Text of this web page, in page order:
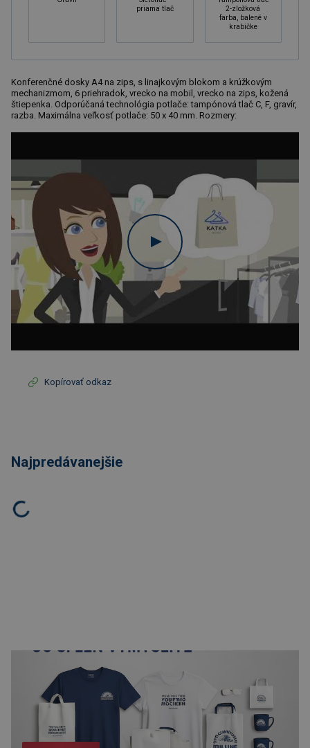
priama tlač
2-zložková
farba, balené v
krabičke
Konferenčné dosky A4 na zips, s linajkovým blokom a krúžkovým
mechanizmom, 6 priehradok, vrecko na mobil, vrecko na zips, kožená
štiepenka. Odporúčaná technológia potlače: tampónová tlač C, F, gravír,
razba. Maximálna veľkosť potlače: 50 x 40 mm. Rozmery:
Kopírovať odkaz
Najpredávanejšie